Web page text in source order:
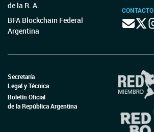
de la R. A.
BFA Blockchain Federal
Argentina
CONTACTO
Secretaría
Legal y Técnica
Boletín Oficial
de la República Argentina